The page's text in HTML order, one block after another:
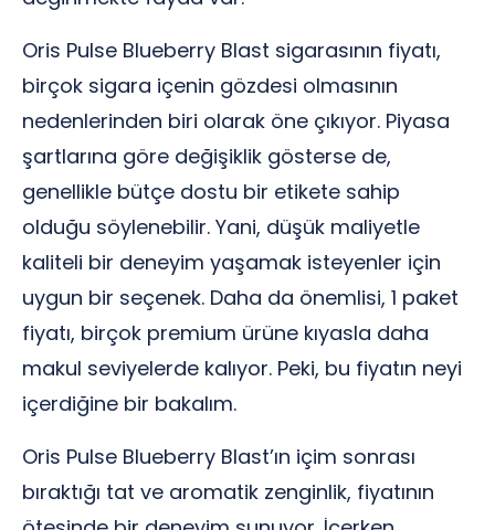
Oris Pulse Blueberry Blast sigarasının fiyatı,
birçok sigara içenin gözdesi olmasının
nedenlerinden biri olarak öne çıkıyor. Piyasa
şartlarına göre değişiklik gösterse de,
genellikle bütçe dostu bir etikete sahip
olduğu söylenebilir. Yani, düşük maliyetle
kaliteli bir deneyim yaşamak isteyenler için
uygun bir seçenek. Daha da önemlisi, 1 paket
fiyatı, birçok premium ürüne kıyasla daha
makul seviyelerde kalıyor. Peki, bu fiyatın neyi
içerdiğine bir bakalım.
Oris Pulse Blueberry Blast’ın içim sonrası
bıraktığı tat ve aromatik zenginlik, fiyatının